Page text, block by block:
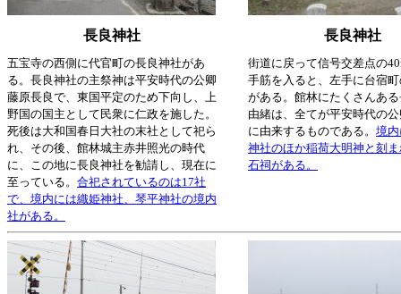
長良神社 長良神社
五宝寺の西側に代官町の長良神社があ
る。長良神社の主祭神は平安時代の公卿
藤原長良で、東国平定のため下向し、上
野国の国主として民衆に仁政を施した。
死後は大和国春日大社の末社として祀ら
れ、その後、館林城主赤井照光の時代
に、この地に長良神社を勧請し、現在に
至っている。 合祀されているのは17社
で、境内には織姫神社、琴平神社の境内
社がある。
街道に戻って信号交差点の
手筋を入ると、左手に台宿
がある。館林にたくさんあ
由緒は、全てが平安時代の
に由来するものである。 境
神社のほか稲荷大明神と刻
石祠がある。